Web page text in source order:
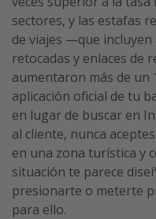
sectores, y las estafas
de viajes —que
retocadas y enlaces de
aumentaron más de un
aplicación oficial de tu
en lugar de buscar en
al cliente, nunca
en una zona turística y
situación te parece
presionarte o meterte
para ello.